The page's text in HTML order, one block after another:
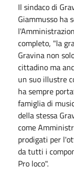
Il sindaco di
Giammusso ha
completo, "la
Gravina non
cittadino ma
un suo illustre
ha sempre
famiglia di
della stessa
come
prodigati per
da tutti i
Pro loco".